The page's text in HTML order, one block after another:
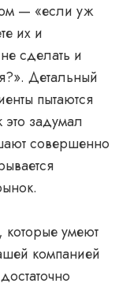
— «если уж
их и
сделать и
Детальный
пытаются
это задумал
совершенно
умеют
компанией